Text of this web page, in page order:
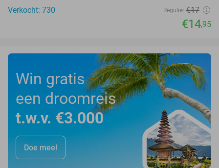
Verkocht: 730
Regulier €17
€14,95
Win gratis
een droomreis
t.w.v. €3.000
Doe mee!